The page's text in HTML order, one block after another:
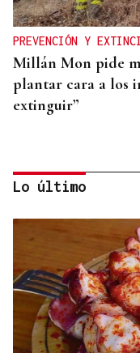
PREVENCIÓN Y
Millán Mon pide
plantar cara a los
extinguir”
BATERÍA DE MEDIDAS
Lo último